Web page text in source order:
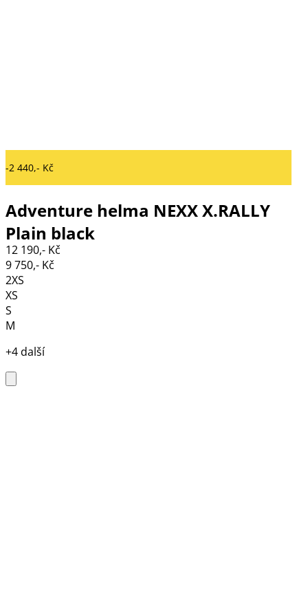
-2 440,- Kč
Adventure helma NEXX X.RALLY
Plain black
12 190,- Kč
9 750,- Kč
2XS
XS
S
M
+4 další